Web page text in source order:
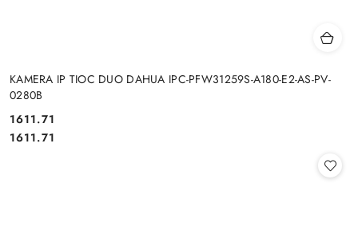
KAMERA IP TIOC DUO DAHUA IPC-PFW31259S-A180-E2-AS-PV-
0280B
Cena:
1611.71
Cena:
1611.71